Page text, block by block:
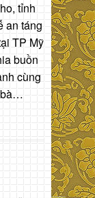
tỉnh
an táng
TP Mỹ
buồn
cùng
bà…